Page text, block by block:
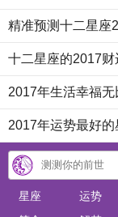
精准预测十二星座
十二星座的2017财
2017年生活幸福无
2017年运势最好的
星座 运势